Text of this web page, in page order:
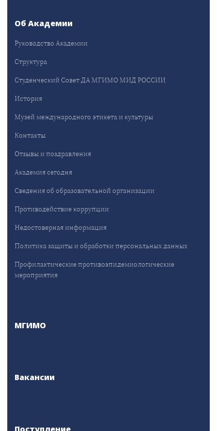
Об Академии
Руководство Академии
Структура
Студенческий Совет ДА МГИМО МИД РОССИИ
История
Музей международного этикета и культуры
Контакты
Отзывы и поздравления
Академия сегодня
Сведения об образовательной организации
Противодействие коррупции
Недостоверная информация
Политика защиты и обработки персональных данных
Профилактические противоэпидемиологические
мероприятия
МГИМО
Вакансии